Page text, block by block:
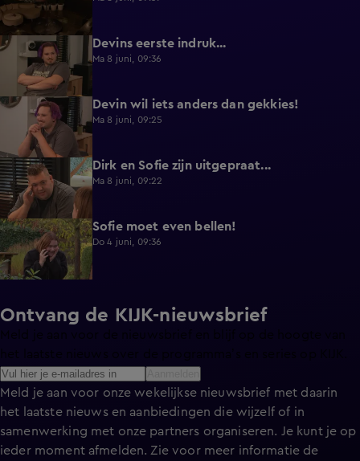
0:30 Devins eerste indruk...
Ma 8 juni, 09:36
0:25 Devin wil iets anders dan gekkies!
Ma 8 juni, 09:25
0:26 Dirk en Sofie zijn uitgepraat...
Ma 8 juni, 09:22
1:13 Sofie moet even bellen!
Do 4 juni, 09:36
Ontvang de KIJK-nieuwsbrief
Meld je aan voor onze wekelijkse nieuwsbrief met daarin
het laatste nieuws en aanbiedingen die wijzelf of in
samenwerking met onze partners organiseren. Je kunt je op
ieder moment afmelden. Zie voor meer informatie de